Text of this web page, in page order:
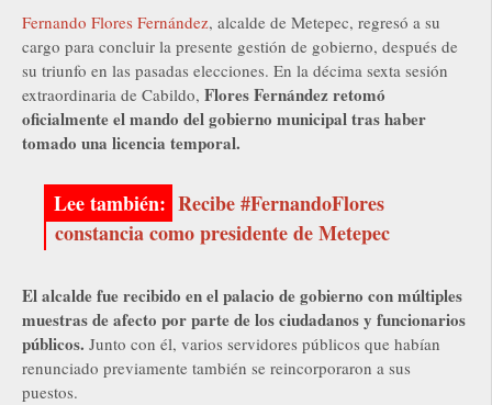
Fernando Flores Fernández, alcalde de Metepec, regresó a su
cargo para concluir la presente gestión de gobierno, después de
su triunfo en las pasadas elecciones. En la décima sexta sesión
extraordinaria de Cabildo, Flores Fernández retomó
oficialmente el mando del gobierno municipal tras haber
tomado una licencia temporal.
Recibe #FernandoFlores
constancia como presidente de Metepec
El alcalde fue recibido en el palacio de gobierno con múltiples
muestras de afecto por parte de los ciudadanos y funcionarios
públicos. Junto con él, varios servidores públicos que habían
renunciado previamente también se reincorporaron a sus
puestos.